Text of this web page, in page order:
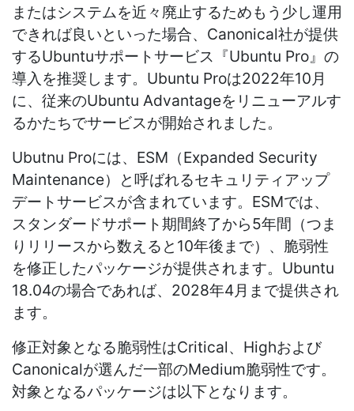
またはシステムを近々廃止するためもう少し運用
できれば良いといった場合、Canonical社が提供
するUbuntuサポートサービス『Ubuntu Pro』の
導入を推奨します。Ubuntu Proは2022年10月
に、従来のUbuntu Advantageをリニューアルす
るかたちでサービスが開始されました。
Ubutnu Proには、ESM（Expanded Security
Maintenance）と呼ばれるセキュリティアップ
デートサービスが含まれています。ESMでは、
スタンダードサポート期間終了から5年間（つま
りリリースから数えると10年後まで）、脆弱性
を修正したパッケージが提供されます。Ubuntu
18.04の場合であれば、2028年4月まで提供され
ます。
修正対象となる脆弱性はCritical、Highおよび
Canonicalが選んだ一部のMedium脆弱性です。
対象となるパッケージは以下となります。